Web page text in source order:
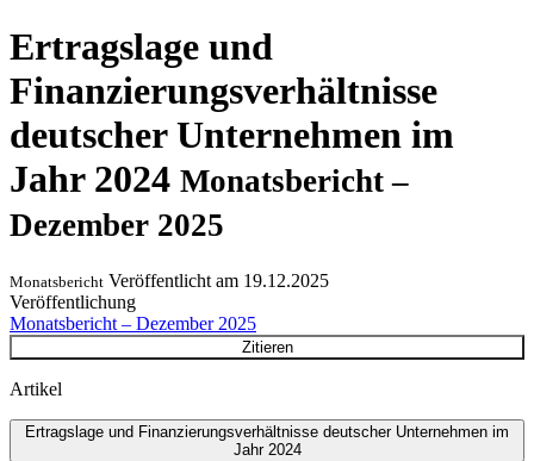
Ertragslage und
Finanzierungsverhältnisse
deutscher Unternehmen im
Jahr 2024 Monatsbericht –
Dezember 2025
Monatsbericht Veröffentlicht am 19.12.2025
Veröffentlichung
Monatsbericht – Dezember 2025
Zitieren
Artikel
Ertragslage und Finanzierungsverhältnisse deutscher Unternehmen im
Jahr 2024